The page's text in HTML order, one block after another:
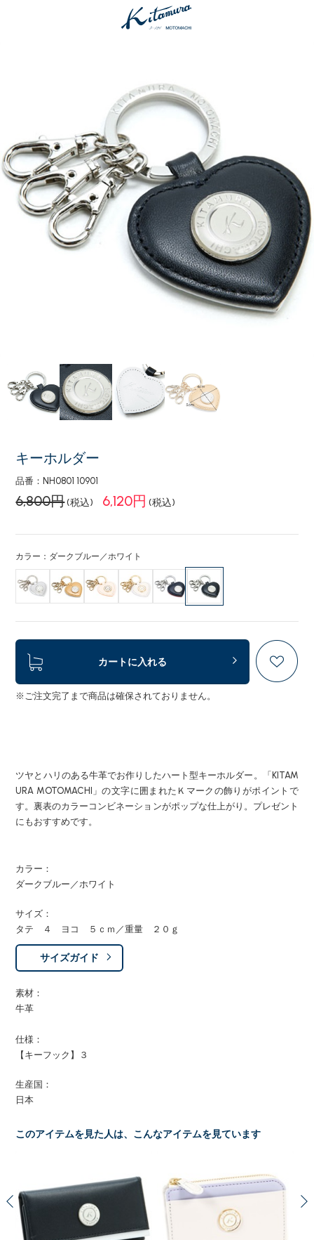
キーホルダー
品番：NH0801 10901
6,800円(税込) 6,120円 (税込)
カラー：ダークブルー／ホワイト
カートに入れる
※ご注文完了まで商品は確保されておりません。
ツヤとハリのある牛革でお作りしたハート型キーホルダー。「KITAM
URA MOTOMACHI」の文字に囲まれたＫマークの飾りがポイントで
す。裏表のカラーコンビネーションがポップな仕上がり。プレゼント
にもおすすめです。
カラー：
ダークブルー／ホワイト
サイズ：
タテ ４ ヨコ ５ｃｍ／重量 ２０ｇ
サイズガイド
素材：
牛革
仕様：
【キーフック】３
生産国：
日本
このアイテムを見た人は、こんなアイテムを見ています